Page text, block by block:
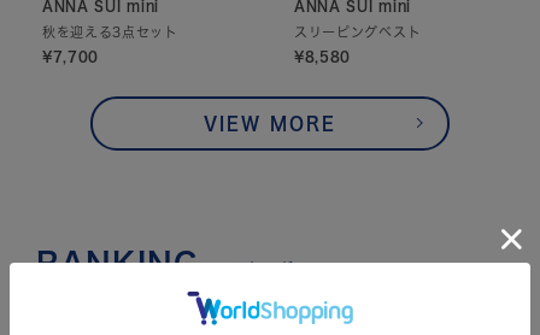
RANKING
ANNA SUI mini
秋を迎える3点セット
¥7,700
ANNA SUI mini
スリーピングベスト
¥8,580
VIEW MORE